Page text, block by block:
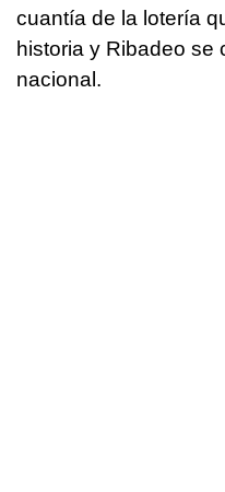
cuantía de la lotería
historia y Ribadeo se
nacional.